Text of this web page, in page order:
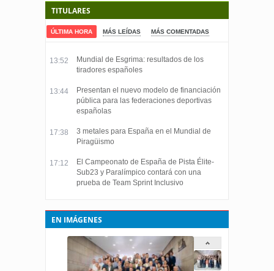
TITULARES
ÚLTIMA HORA MÁS LEÍDAS MÁS COMENTADAS
13:52
Mundial de Esgrima: resultados de los
tiradores españoles
13:44
Presentan el nuevo modelo de financiación
pública para las federaciones deportivas
españolas
17:38
3 metales para España en el Mundial de
Piragüismo
17:12
El Campeonato de España de Pista Élite-
Sub23 y Paralímpico contará con una
prueba de Team Sprint Inclusivo
EN IMÁGENES